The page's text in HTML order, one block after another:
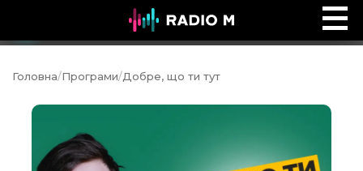
Дев'ятий вал
Головна/Програми/Добре, що ти тут